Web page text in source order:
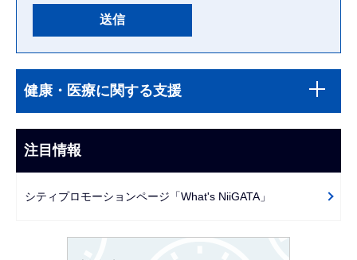
文
こ
ま
で
ブ
ビ
ー
健康・医療に関する支援
注目情報
シティプロモーションページ「What's NiiGATA」